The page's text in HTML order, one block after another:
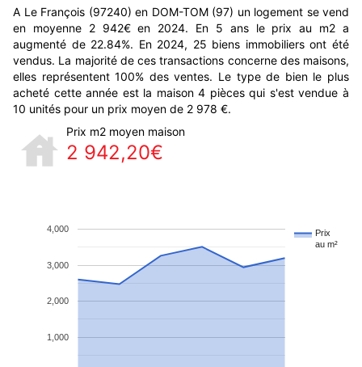
A Le François (97240) en DOM-TOM (97) un logement se vend
en moyenne 2 942€ en 2024. En 5 ans le prix au m2 a
augmenté de 22.84%. En 2024, 25 biens immobiliers ont été
vendus. La majorité de ces transactions concerne des maisons,
elles représentent 100% des ventes. Le type de bien le plus
acheté cette année est la maison 4 pièces qui s'est vendue à
10 unités pour un prix moyen de 2 978 €.
Prix m2 moyen maison
2 942,20€
Prix
au m²
1,000
2,000
3,000
4,000